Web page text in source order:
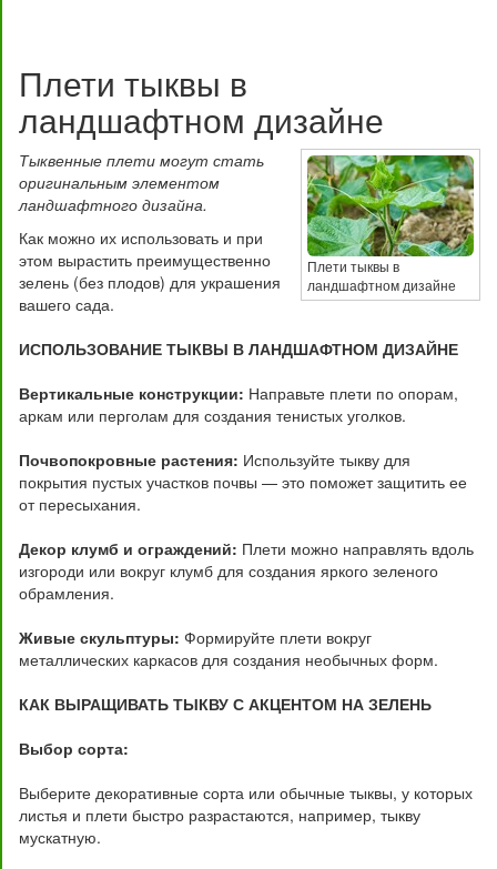
Плети тыквы в
ландшафтном дизайне
Плети тыквы в
ландшафтном дизайне
Тыквенные плети могут стать
оригинальным элементом
ландшафтного дизайна.
Как можно их использовать и при
этом вырастить преимущественно
зелень (без плодов) для украшения
вашего сада.
ИСПОЛЬЗОВАНИЕ ТЫКВЫ В ЛАНДШАФТНОМ ДИЗАЙНЕ
Вертикальные конструкции: Направьте плети по опорам,
аркам или перголам для создания тенистых уголков.
Почвопокровные растения: Используйте тыкву для
покрытия пустых участков почвы — это поможет защитить ее
от пересыхания.
Декор клумб и ограждений: Плети можно направлять вдоль
изгороди или вокруг клумб для создания яркого зеленого
обрамления.
Живые скульптуры: Формируйте плети вокруг
металлических каркасов для создания необычных форм.
КАК ВЫРАЩИВАТЬ ТЫКВУ С АКЦЕНТОМ НА ЗЕЛЕНЬ
Выбор сорта:
Выберите декоративные сорта или обычные тыквы, у которых
листья и плети быстро разрастаются, например, тыкву
мускатную.